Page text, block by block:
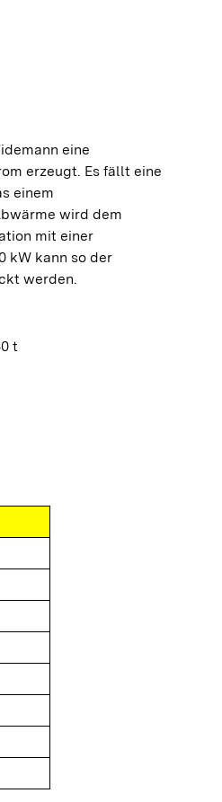
eine
erzeugt. Es fällt eine
einem
wird dem
mit einer
kW kann so der
werden.
t